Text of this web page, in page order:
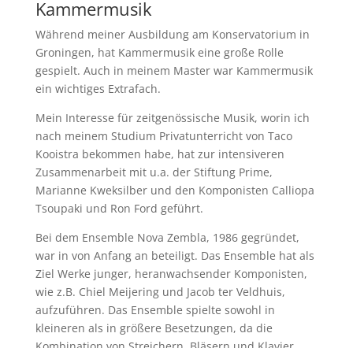
Kammermusik
Während meiner Ausbildung am Konservatorium in
Groningen, hat Kammermusik eine große Rolle
gespielt. Auch in meinem Master war Kammermusik
ein wichtiges Extrafach.
Mein Interesse für zeitgenössische Musik, worin ich
nach meinem Studium Privatunterricht von Taco
Kooistra bekommen habe, hat zur intensiveren
Zusammenarbeit mit u.a. der Stiftung Prime,
Marianne Kweksilber und den Komponisten Calliopa
Tsoupaki und Ron Ford geführt.
Bei dem Ensemble Nova Zembla, 1986 gegründet,
war in von Anfang an beteiligt. Das Ensemble hat als
Ziel Werke junger, heranwachsender Komponisten,
wie z.B. Chiel Meijering und Jacob ter Veldhuis,
aufzuführen. Das Ensemble spielte sowohl in
kleineren als in größere Besetzungen, da die